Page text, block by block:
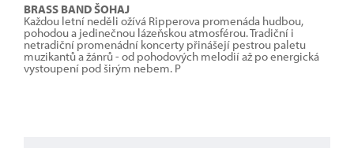
BRASS BAND ŠOHAJ
Každou letní neděli ožívá Ripperova promenáda hudbou,
pohodou a jedinečnou lázeňskou atmosférou. Tradiční i
netradiční promenádní koncerty přinášejí pestrou paletu
muzikantů a žánrů - od pohodových melodií až po energická
vystoupení pod širým nebem. P